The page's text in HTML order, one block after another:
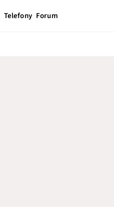
Telefony Forum